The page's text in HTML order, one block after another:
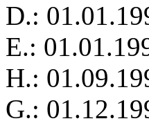
D.:
E.:
H.:
G.: